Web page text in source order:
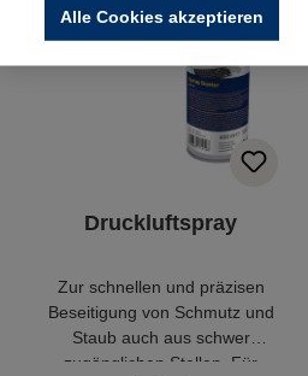
Druckluftspray
Zur schnellen und präzisen
Beseitigung von Schmutz und
Staub auch aus schwer
zugänglichen Stellen. Für
Alle Cookies akzeptieren